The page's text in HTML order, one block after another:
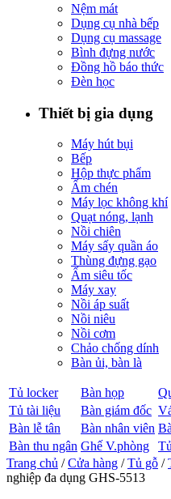
Nệm mát
Dụng cụ nhà bếp
Dụng cụ massage
Bình đựng nước
Đồng hồ báo thức
Đèn học
Thiết bị gia dụng
Máy hút bụi
Bếp
Hộp thực phẩm
Ấm chén
Máy lọc không khí
Quạt nóng, lạnh
Nồi chiên
Máy sấy quần áo
Thùng đựng gạo
Ấm siêu tốc
Máy xay
Nồi áp suất
Nồi niêu
Nồi cơm
Chảo chống dính
Bàn ủi, bàn là
Tủ locker Bàn họp
Tủ tài liệu
Bàn giám đốc
Bàn lễ tân
Bàn nhân viên
Bàn thu ngân Ghế V.phòng
Trang chủ /Cửa hàng /Tủ gỗ /
nghiệp đa dụng GHS-5513